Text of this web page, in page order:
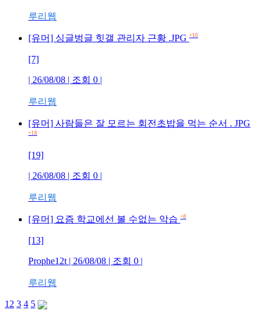
루리웹
[유머] 싱글벙글 힛갤 관리자 근황 .JPG +10
[7]
| 26/08/08 | 조회 0 |
루리웹
[유머] 사람들은 잘 모르는 회전초밥을 먹는 순서 . JPG
+18
[19]
| 26/08/08 | 조회 0 |
루리웹
[유머] 요즘 학교에선 볼 수없는 악습 +8
[13]
Prophe12t | 26/08/08 | 조회 0 |
루리웹
1 2 3 4 5